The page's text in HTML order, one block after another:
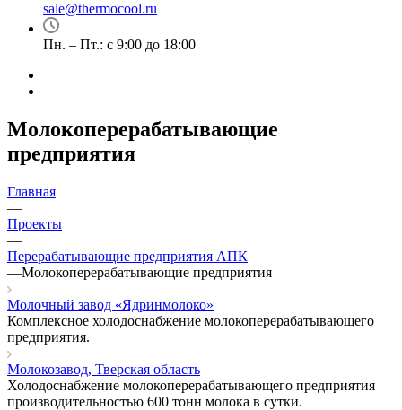
sale@thermocool.ru
Пн. – Пт.: с 9:00 до 18:00
Молокоперерабатывающие
предприятия
Главная
—
Проекты
—
Перерабатывающие предприятия АПК
—Молокоперерабатывающие предприятия
Молочный завод «Ядринмолоко»
Комплексное холодоснабжение молокоперерабатывающего
предприятия.
Молокозавод, Тверская область
Холодоснабжение молокоперерабатывающего предприятия
производительностью 600 тонн молока в сутки.